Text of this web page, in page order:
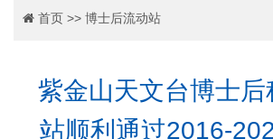
首页 >> 博士后流动站
紫金山天文台博士后
站顺利通过2016-